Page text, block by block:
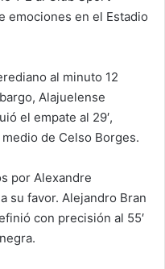
emociones en el Estadio
al minuto 12
Alajuelense
el empate al 29′,
de Celso Borges.
por Alexandre
su favor. Alejandro Bran
con precisión al 55′